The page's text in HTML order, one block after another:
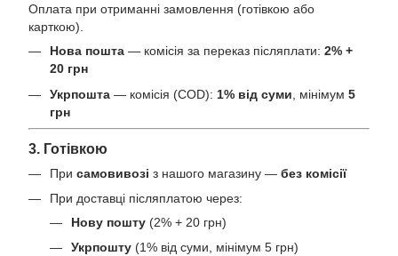
Оплата при отриманні замовлення (готівкою або
карткою).
Нова пошта — комісія за переказ післяплати: 2% +
20 грн
Укрпошта — комісія (COD): 1% від суми , мінімум 5
грн
3. Готівкою
При самовивозі з нашого магазину — без комісії
При доставці післяплатою через:
Нову пошту (2% + 20 грн)
Укрпошту (1% від суми, мінімум 5 грн)